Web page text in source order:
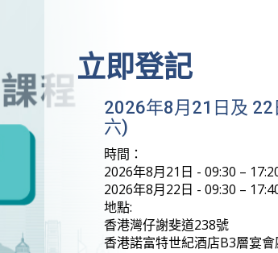
立即登記
2026年8月21日及 22
六)
時間：
2026年8月21日 - 09:30 –
2026年8月22日 - 09:30 –
地點:
香港灣仔謝斐道238號
香港諾富特世紀酒店B3層宴